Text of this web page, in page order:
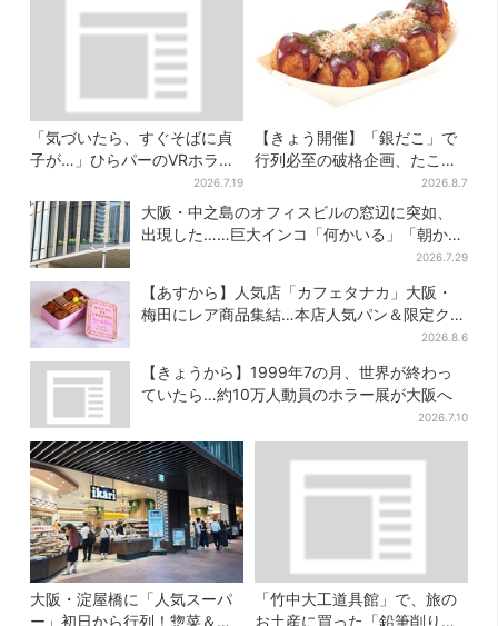
「気づいたら、すぐそばに貞
子が…」ひらパーのVRホラ
ー、1kmの迷宮で”逃げ切れな
い恐怖”体験
2026.7.19
【きょう開催】「銀だこ」で
行列必至の破格企画、たこ焼
き1舟が88円に「今年こそ…」
2026.8.7
大阪・中之島のオフィスビルの窓辺に突如、
出現した……巨大インコ「何かいる」「朝から
2026.7.29
【あすから】人気店「カフェタナカ」大阪・
梅田にレア商品集結…本店人気パン＆限定クッ
2026.8.6
【きょうから】1999年7の月、世界が終わっ
ていたら…約10万人動員のホラー展が大阪へ
2026.7.10
大阪・淀屋橋に「人気スーパ
ー」初日から行列！惣菜＆弁
「竹中大工道具館」で、旅の
お土産に買った「鉛筆削り」